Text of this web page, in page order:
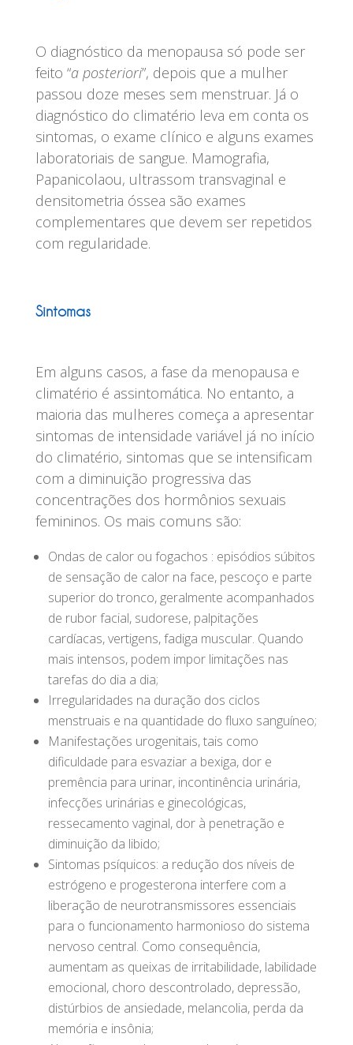
O diagnóstico da menopausa só pode ser
feito “a posteriori”, depois que a mulher
passou doze meses sem menstruar. Já o
diagnóstico do climatério leva em conta os
sintomas, o exame clínico e alguns exames
laboratoriais de sangue. Mamografia,
Papanicolaou, ultrassom transvaginal e
densitometria óssea são exames
complementares que devem ser repetidos
com regularidade.
Sintomas
Em alguns casos, a fase da menopausa e
climatério é assintomática. No entanto, a
maioria das mulheres começa a apresentar
sintomas de intensidade variável já no início
do climatério, sintomas que se intensificam
com a diminuição progressiva das
concentrações dos hormônios sexuais
femininos. Os mais comuns são:
Ondas de calor ou fogachos : episódios súbitos
de sensação de calor na face, pescoço e parte
superior do tronco, geralmente acompanhados
de rubor facial, sudorese, palpitações
cardíacas, vertigens, fadiga muscular. Quando
mais intensos, podem impor limitações nas
tarefas do dia a dia;
Irregularidades na duração dos ciclos
menstruais e na quantidade do fluxo sanguíneo;
Manifestações urogenitais, tais como
dificuldade para esvaziar a bexiga, dor e
premência para urinar, incontinência urinária,
infecções urinárias e ginecológicas,
ressecamento vaginal, dor à penetração e
diminuição da libido;
Sintomas psíquicos: a redução dos níveis de
estrógeno e progesterona interfere com a
liberação de neurotransmissores essenciais
para o funcionamento harmonioso do sistema
nervoso central. Como consequência,
aumentam as queixas de irritabilidade, labilidade
emocional, choro descontrolado, depressão,
distúrbios de ansiedade, melancolia, perda da
memória e insônia;